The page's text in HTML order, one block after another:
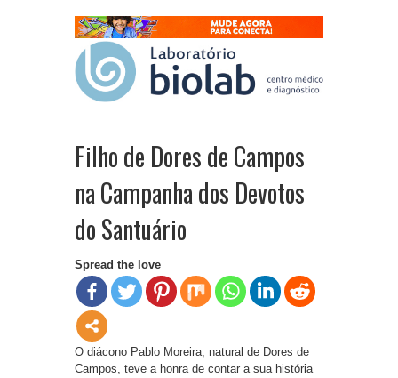
Filho de Dores de Campos
na Campanha dos Devotos
do Santuário
Spread the love
O diácono Pablo Moreira, natural de Dores de
Campos, teve a honra de contar a sua história